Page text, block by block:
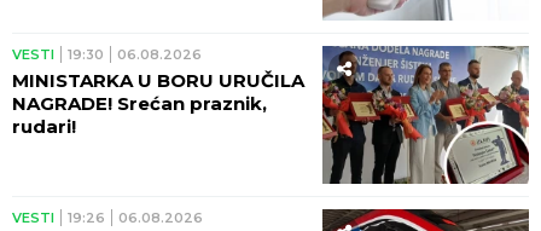
VESTI 19:30 06.08.2026
MINISTARKA U BORU URUČILA
NAGRADE! Srećan praznik,
rudari!
VESTI 19:26 06.08.2026